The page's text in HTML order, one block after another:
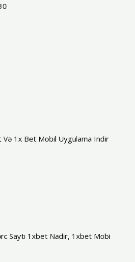
1x Bet Mobil Uygulama Indir
Saytı 1xbet Nadir, 1xbet Mobi